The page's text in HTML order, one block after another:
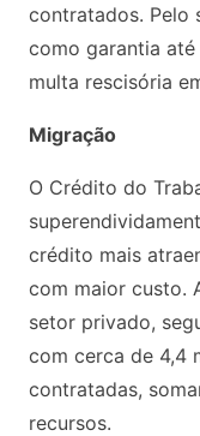
contratados. Pelo
como garantia até
multa rescisória
Migração
O Crédito do
crédito mais
com maior custo.
setor privado,
com cerca de 4,4
contratadas,
recursos.